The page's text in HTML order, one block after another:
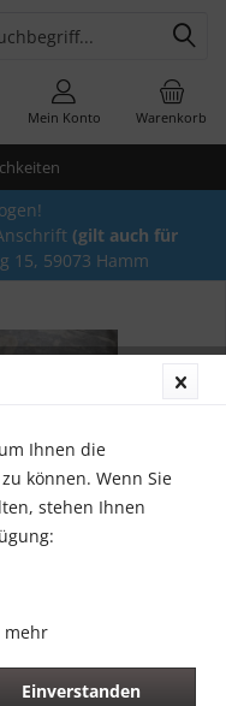
Warenkorb
Mein Konto
(gilt auch für
15, 59073 Hamm
Ihnen die
können. Wenn Sie
stehen Ihnen
mehr
Einverstanden